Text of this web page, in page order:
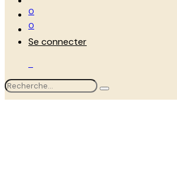
0
0
Se connecter